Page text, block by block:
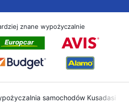
znane wypożyczalnie
samochodów Kusadasi